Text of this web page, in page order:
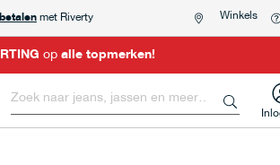
met Riverty Winkels
op alle topmerken!